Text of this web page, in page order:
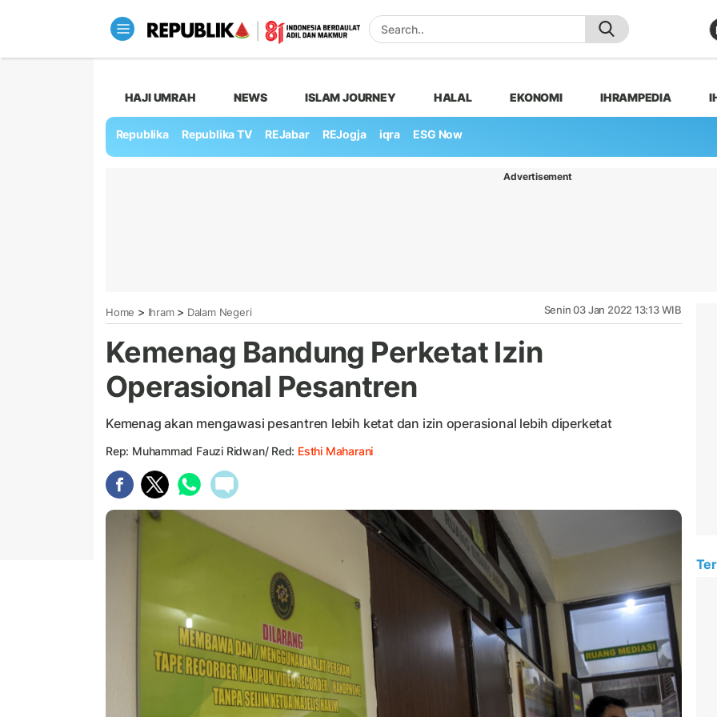
HAJI UMRAH NEWS ISLAM JOURNEY HALAL EKONOMI IHRAMPEDIA
Republika Republika TV REJabar REJogja iqra ESG Now
Advertisement
Home > Ihram> Dalam Negeri Senin 03 Jan 2022 13:13 WIB
Kemenag Bandung Perketat Izin
Operasional Pesantren
Kemenag akan mengawasi pesantren lebih ketat dan izin operasional lebih diperketat
Rep: Muhammad Fauzi Ridwan/ Red: Esthi Maharani